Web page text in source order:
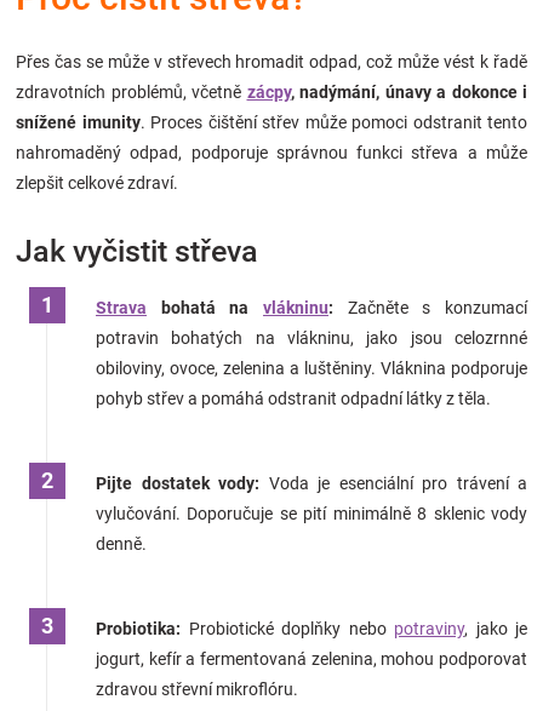
Blog
Hračkářství
Přes čas se může v střevech hromadit odpad, což může vést k řadě
zdravotních problémů, včetně zácpy, nadýmání, únavy a dokonce i
snížené imunity. Proces čištění střev může pomoci odstranit tento
nahromaděný odpad, podporuje správnou funkci střeva a může
zlepšit celkové zdraví.
Jak vyčistit střeva
Strava bohatá na vlákninu: Začněte s konzumací
potravin bohatých na vlákninu, jako jsou celozrnné
obiloviny, ovoce, zelenina a luštěniny. Vláknina podporuje
pohyb střev a pomáhá odstranit odpadní látky z těla.
Pijte dostatek vody: Voda je esenciální pro trávení a
vylučování. Doporučuje se pití minimálně 8 sklenic vody
denně.
Probiotika: Probiotické doplňky nebo potraviny, jako je
jogurt, kefír a fermentovaná zelenina, mohou podporovat
zdravou střevní mikroflóru.